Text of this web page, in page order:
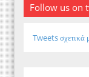
Follow us on
Tweets